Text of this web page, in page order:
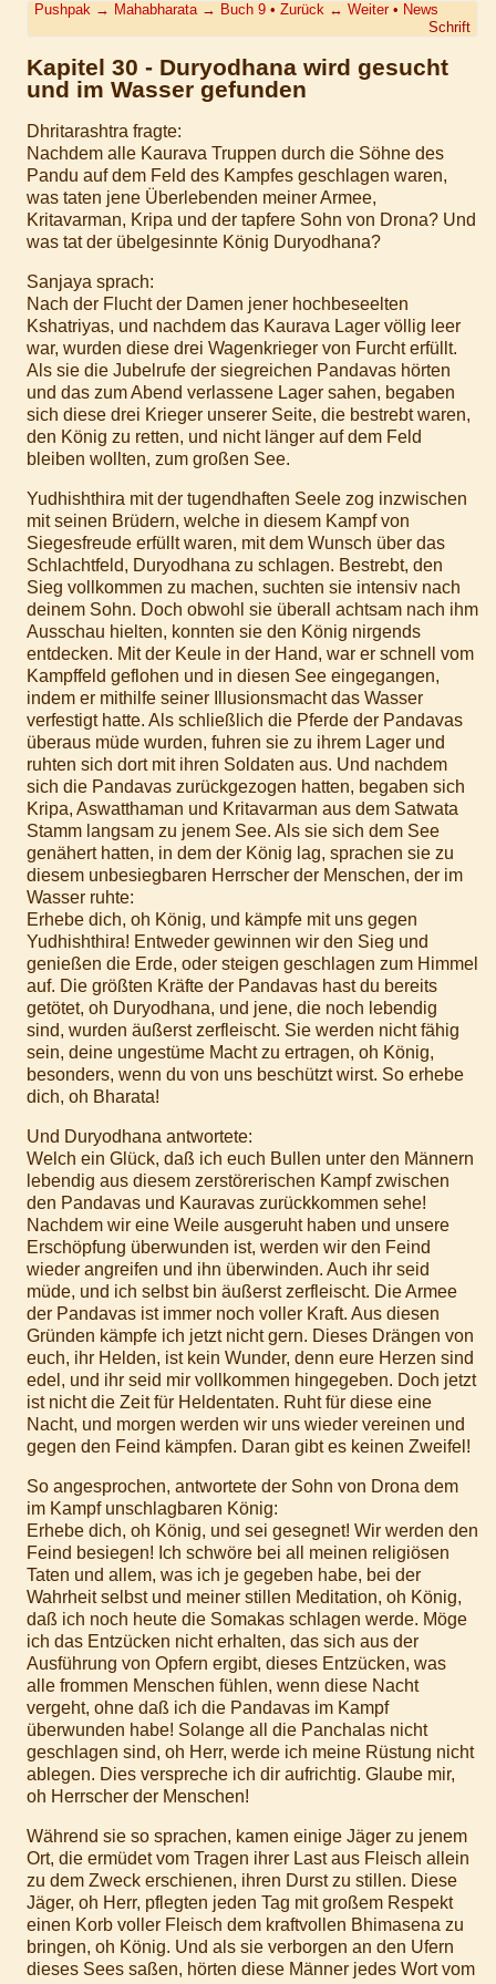
Pushpak → Mahabharata → Buch 9 •Zurück ↔ Weiter• News
Schrift
Kapitel 30 - Duryodhana wird gesucht
und im Wasser gefunden
Dhritarashtra fragte:
Nachdem alle Kaurava Truppen durch die Söhne des
Pandu auf dem Feld des Kampfes geschlagen waren,
was taten jene Überlebenden meiner Armee,
Kritavarman, Kripa und der tapfere Sohn von Drona? Und
was tat der übelgesinnte König Duryodhana?
Sanjaya sprach:
Nach der Flucht der Damen jener hochbeseelten
Kshatriyas, und nachdem das Kaurava Lager völlig leer
war, wurden diese drei Wagenkrieger von Furcht erfüllt.
Als sie die Jubelrufe der siegreichen Pandavas hörten
und das zum Abend verlassene Lager sahen, begaben
sich diese drei Krieger unserer Seite, die bestrebt waren,
den König zu retten, und nicht länger auf dem Feld
bleiben wollten, zum großen See.
Yudhishthira mit der tugendhaften Seele zog inzwischen
mit seinen Brüdern, welche in diesem Kampf von
Siegesfreude erfüllt waren, mit dem Wunsch über das
Schlachtfeld, Duryodhana zu schlagen. Bestrebt, den
Sieg vollkommen zu machen, suchten sie intensiv nach
deinem Sohn. Doch obwohl sie überall achtsam nach ihm
Ausschau hielten, konnten sie den König nirgends
entdecken. Mit der Keule in der Hand, war er schnell vom
Kampffeld geflohen und in diesen See eingegangen,
indem er mithilfe seiner Illusionsmacht das Wasser
verfestigt hatte. Als schließlich die Pferde der Pandavas
überaus müde wurden, fuhren sie zu ihrem Lager und
ruhten sich dort mit ihren Soldaten aus. Und nachdem
sich die Pandavas zurückgezogen hatten, begaben sich
Kripa, Aswatthaman und Kritavarman aus dem Satwata
Stamm langsam zu jenem See. Als sie sich dem See
genähert hatten, in dem der König lag, sprachen sie zu
diesem unbesiegbaren Herrscher der Menschen, der im
Wasser ruhte:
Erhebe dich, oh König, und kämpfe mit uns gegen
Yudhishthira! Entweder gewinnen wir den Sieg und
genießen die Erde, oder steigen geschlagen zum Himmel
auf. Die größten Kräfte der Pandavas hast du bereits
getötet, oh Duryodhana, und jene, die noch lebendig
sind, wurden äußerst zerfleischt. Sie werden nicht fähig
sein, deine ungestüme Macht zu ertragen, oh König,
besonders, wenn du von uns beschützt wirst. So erhebe
dich, oh Bharata!
Und Duryodhana antwortete:
Welch ein Glück, daß ich euch Bullen unter den Männern
lebendig aus diesem zerstörerischen Kampf zwischen
den Pandavas und Kauravas zurückkommen sehe!
Nachdem wir eine Weile ausgeruht haben und unsere
Erschöpfung überwunden ist, werden wir den Feind
wieder angreifen und ihn überwinden. Auch ihr seid
müde, und ich selbst bin äußerst zerfleischt. Die Armee
der Pandavas ist immer noch voller Kraft. Aus diesen
Gründen kämpfe ich jetzt nicht gern. Dieses Drängen von
euch, ihr Helden, ist kein Wunder, denn eure Herzen sind
edel, und ihr seid mir vollkommen hingegeben. Doch jetzt
ist nicht die Zeit für Heldentaten. Ruht für diese eine
Nacht, und morgen werden wir uns wieder vereinen und
gegen den Feind kämpfen. Daran gibt es keinen Zweifel!
So angesprochen, antwortete der Sohn von Drona dem
im Kampf unschlagbaren König:
Erhebe dich, oh König, und sei gesegnet! Wir werden den
Feind besiegen! Ich schwöre bei all meinen religiösen
Taten und allem, was ich je gegeben habe, bei der
Wahrheit selbst und meiner stillen Meditation, oh König,
daß ich noch heute die Somakas schlagen werde. Möge
ich das Entzücken nicht erhalten, das sich aus der
Ausführung von Opfern ergibt, dieses Entzücken, was
alle frommen Menschen fühlen, wenn diese Nacht
vergeht, ohne daß ich die Pandavas im Kampf
überwunden habe! Solange all die Panchalas nicht
geschlagen sind, oh Herr, werde ich meine Rüstung nicht
ablegen. Dies verspreche ich dir aufrichtig. Glaube mir,
oh Herrscher der Menschen!
Während sie so sprachen, kamen einige Jäger zu jenem
Ort, die ermüdet vom Tragen ihrer Last aus Fleisch allein
zu dem Zweck erschienen, ihren Durst zu stillen. Diese
Jäger, oh Herr, pflegten jeden Tag mit großem Respekt
einen Korb voller Fleisch dem kraftvollen Bhimasena zu
bringen, oh König. Und als sie verborgen an den Ufern
dieses Sees saßen, hörten diese Männer jedes Wort vom